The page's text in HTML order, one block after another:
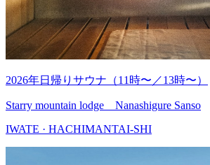
2026年日帰りサウナ（11時〜／13時〜）
Starry mountain lodge Nanashigure Sanso
IWATE · HACHIMANTAI-SHI